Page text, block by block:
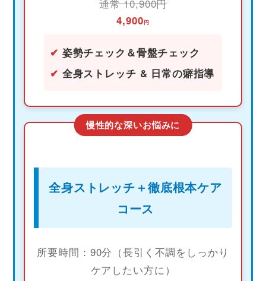
通常 10,900円
4,900円
✔ 姿勢チェック＆骨盤チェック
✔ 全身ストレッチ & 日常の癖指導
慢性的な深いお悩みに
全身ストレッチ＋徹底根本ケア
コース
所要時間：90分（長引く不調をしっかり
ケアしたい方に）